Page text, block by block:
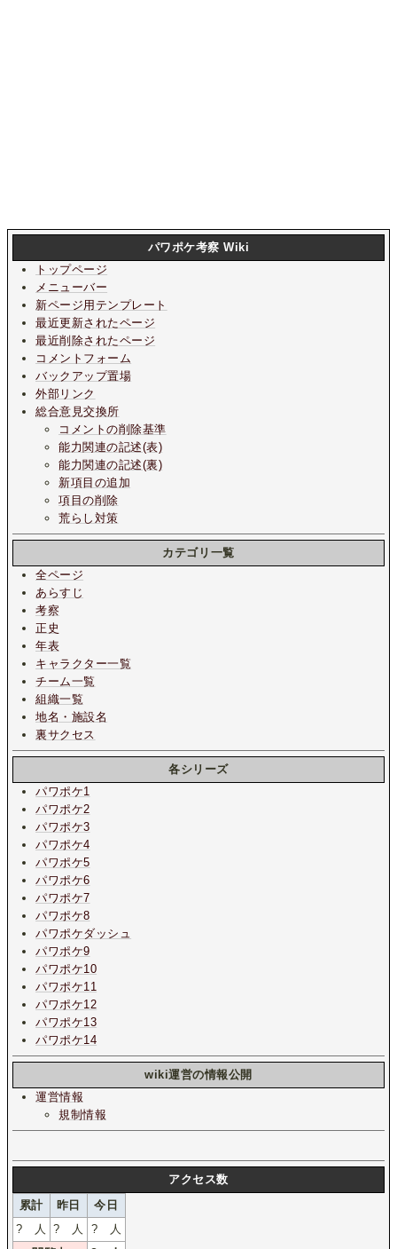
パワポケ考察 Wiki
トップページ
メニューバー
新ページ用テンプレート
最近更新されたページ
最近削除されたページ
コメントフォーム
バックアップ置場
外部リンク
総合意見交換所
コメントの削除基準
能力関連の記述(表)
能力関連の記述(裏)
新項目の追加
項目の削除
荒らし対策
カテゴリ一覧
全ページ
あらすじ
考察
正史
年表
キャラクター一覧
チーム一覧
組織一覧
地名・施設名
裏サクセス
各シリーズ
パワポケ1
パワポケ2
パワポケ3
パワポケ4
パワポケ5
パワポケ6
パワポケ7
パワポケ8
パワポケダッシュ
パワポケ9
パワポケ10
パワポケ11
パワポケ12
パワポケ13
パワポケ14
wiki運営の情報公開
運営情報
規制情報
アクセス数
累計
昨日
今日
? 人 ? 人 ? 人